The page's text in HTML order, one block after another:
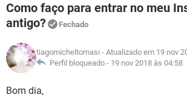
INSTAGRAM GMAIL
GUIA DE COMPRAS
OUTLOOK
GUIA DE COMPRAS
JOGOS WHATSAPP
CELULAR
OUTLOOK EXCEL
INSTAGRAM
GUIA DE COMPRAS
FÓRUM
CELULAR FACEBOOK
GLOSSÁRIO
JOGOS
CELULAR
Como faço para entrar no meu
antigo?
Fechado
tiagomicheltomasi - Atualizado em 19 nov
Perfil bloqueado - 19 nov 2018 às 04:58
Bom dia,